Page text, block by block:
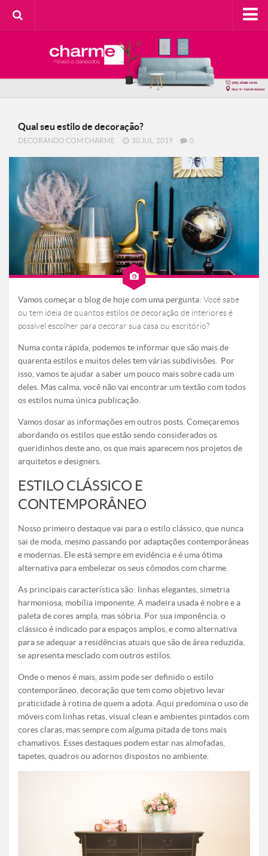
SOBRE A CHARME
Decorando com Charme
Design Consciente
Faça Você Mesma
Meu Lar
Na Cozinha
Contato
Qual seu estilo de decoração?
DECORANDO COM CHARME 30 JUL, 2019 0
Vamos começar o blog de hoje com uma pergunta: Você sabe
ou tem ideia de quantos estilos de decoração de interiores é
possível escolher para decorar sua casa ou escritório?
Numa conta rápida, podemos te informar que são mais de
quarenta estilos e muitos deles tem várias subdivisões. Por
isso, vamos te ajudar a saber um pouco mais sobre cada um
deles. Mas calma, você não vai encontrar um textão com todos
os estilos numa única publicação.
Vamos dosar as informações em outros posts. Começaremos
abordando os estilos que estão sendo considerados os
queridinhos deste ano, os que mais aparecem nos projetos de
arquitetos e designers.
ESTILO CLÁSSICO E
CONTEMPORÂNEO
Nosso primeiro destaque vai para o estilo clássico, que nunca
sai de moda, mesmo passando por adaptações contemporâneas
e modernas. Ele está sempre em evidência e é uma ótima
alternativa para embelezar os seus cômodos com charme.
As principais característica são: linhas elegantes, simetria
harmoniosa, mobília imponente. A madeira usada é nobre e a
paleta de cores ampla, mas sóbria. Por sua imponência, o
clássico é indicado para espaços amplos, e como alternativa
para se adequar a residências atuais que são de área reduzida,
se apresenta mesclado com outros estilos.
Onde o menos é mais, assim pode ser definido o estilo
contemporâneo, decoração que tem como objetivo levar
praticidade à rotina de quem a adota. Aqui predomina o uso de
móveis com linhas retas, visual clean e ambientes pintados com
cores claras, mas sempre com alguma pitada de tons mais
chamativos. Esses destaques podem estar nas almofadas,
tapetes, quadros ou adornos dispostos no ambiente.